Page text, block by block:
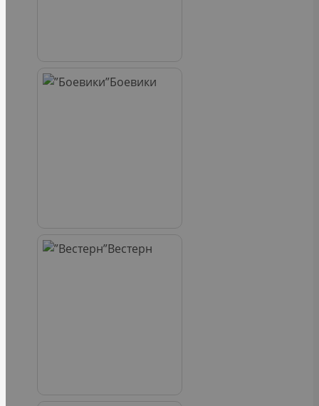
Боевики
Вестерн